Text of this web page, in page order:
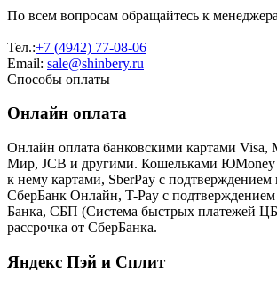
По всем вопросам обращайтесь к
Тел.:+7 (4942) 77-08-06
Email: sale@shinbery.ru
Способы оплаты
Онлайн оплата
Онлайн оплата банковскими картами Visa,
Мир, JCB и другими. Кошельками ЮMoney
к нему картами, SberPay с
СберБанк Онлайн, T-Pay с
Банка, СБП (Система быстрых платежей
рассрочка от СберБанка.
Яндекс Пэй и Сплит